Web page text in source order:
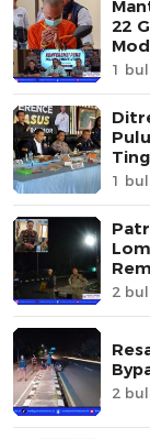
22
1
1
2
2